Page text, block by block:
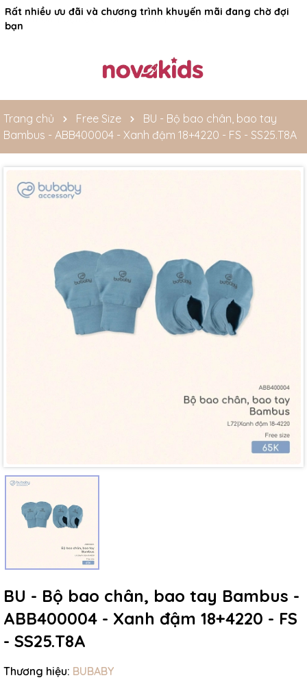
Rất nhiều ưu đãi và chương trình khuyến mãi đang chờ đợi
bạn
Trang chủ Free Size
BU - Bộ bao chân, bao tay
Bambus - ABB400004 - Xanh đậm 18+4220 - FS - SS25.T8A
BU - Bộ bao chân, bao tay Bambus -
ABB400004 - Xanh đậm 18+4220 - FS
- SS25.T8A
Thương hiệu: BUBABY
Điều kiện: